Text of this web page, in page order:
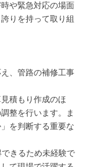
や緊急対応の場面
りを持って取り組
、管路の補修工事
積もり作成のほ
整を行います。ま
を判断する重要な
きるため未経験で